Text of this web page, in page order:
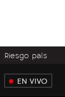
Riesgo país
EN VIVO